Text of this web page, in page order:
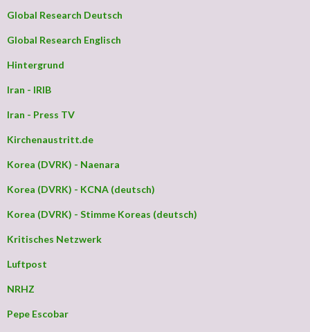
Global Research Deutsch
Global Research Englisch
Hintergrund
Iran - IRIB
Iran - Press TV
Kirchenaustritt.de
Korea (DVRK) - Naenara
Korea (DVRK) - KCNA (deutsch)
Korea (DVRK) - Stimme Koreas (deutsch)
Kritisches Netzwerk
Luftpost
NRHZ
Pepe Escobar